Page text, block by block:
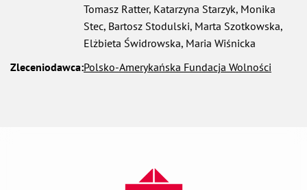
Tomasz Ratter, Katarzyna Starzyk, Monika
Stec, Bartosz Stodulski, Marta Szotkowska,
Elżbieta Świdrowska, Maria Wiśnicka
Zleceniodawca:Polsko-Amerykańska Fundacja Wolności